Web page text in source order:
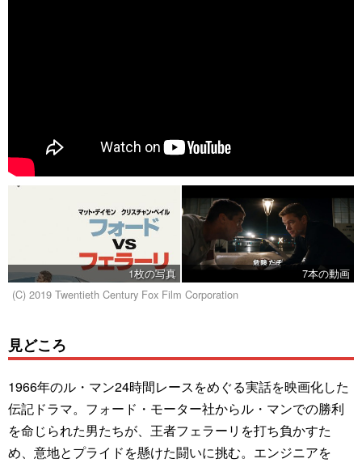
1枚の写真
7本の動画
(C) 2019 Twentieth Century Fox Film Corporation
見どころ
1966年のル・マン24時間レースをめぐる実話を映画化した
伝記ドラマ。フォード・モーター社からル・マンでの勝利
を命じられた男たちが、王者フェラーリを打ち負かすた
め、意地とプライドを懸けた闘いに挑む。エンジニアを